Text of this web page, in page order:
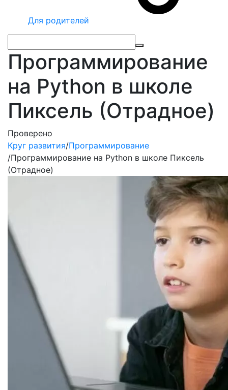
Для родителей
Программирование
на Python в школе
Пиксель (Отрадное)
Проверено
Круг развития/Программирование
/Программирование на Python в школе Пиксель
(Отрадное)